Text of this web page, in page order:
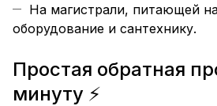
На магистрали, питающей
оборудование и сантехнику.
Простая обратная
минуту ⚡